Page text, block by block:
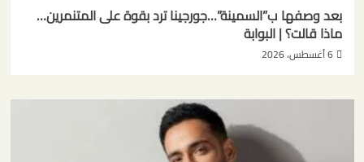
بعد وصفها ب”السمينة”…جورجينا ترد بقوة على المتنمرين…
ماذا قالت؟ | البوابة
6 أغسطس، 2026